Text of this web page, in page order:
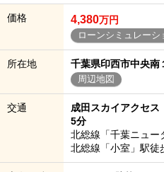
価格 4,380万円
ローンシミュレーシ
所在地 千葉県印西市中央南
周辺地図
交通
成田スカイアクセス
5分
北総線「千葉ニュー
北総線「小室」駅徒